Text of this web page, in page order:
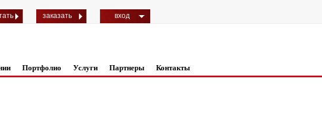
заказать вход
Портфолио Услуги Партнеры Контакты